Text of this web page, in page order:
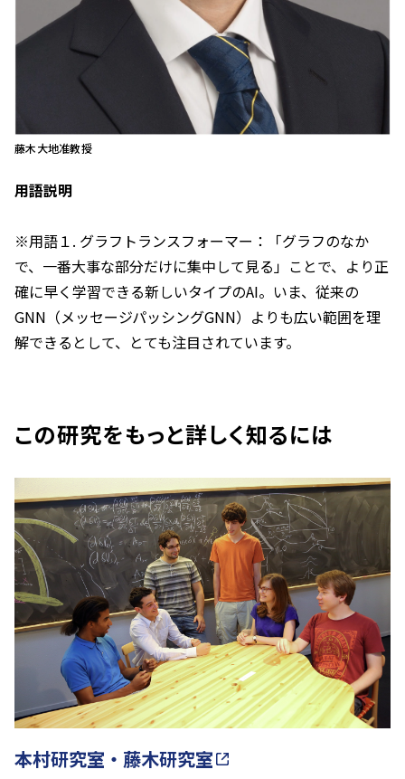
藤木大地准教授
用語説明
※用語１. グラフトランスフォーマー：「グラフのなか
で、一番大事な部分だけに集中して見る」ことで、より正
確に早く学習できる新しいタイプのAI。いま、従来の
GNN（メッセージパッシングGNN）よりも広い範囲を理
解できるとして、とても注目されています。
この研究をもっと詳しく知るには
本村研究室・藤木研究室